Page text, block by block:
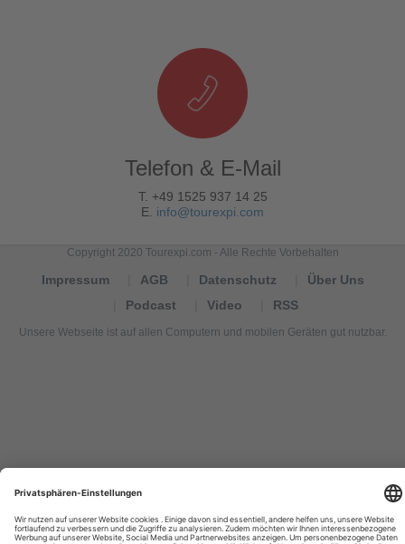
Telefon & E-Mail
T. +49 1525 937 14 25
E. info@tourexpi.com
Copyright 2020 Tourexpi.com - Alle Rechte Vorbehalten
Impressum AGB Datenschutz
Über Uns
Podcast
Video RSS
Unsere Webseite ist auf allen Computern und mobilen Geräten gut nutzbar.
turismo,
Nachrichten,